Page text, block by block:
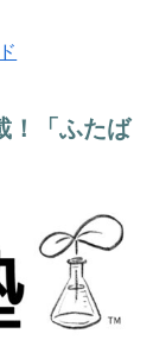
！「ふたば